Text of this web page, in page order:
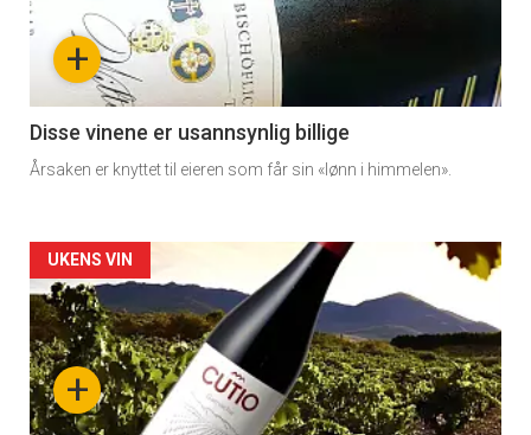
+
Disse vinene er usannsynlig billige
Årsaken er knyttet til eieren som får sin «lønn i himmelen».
Forsiden
akkurat
nå
-
+
UKENS VIN